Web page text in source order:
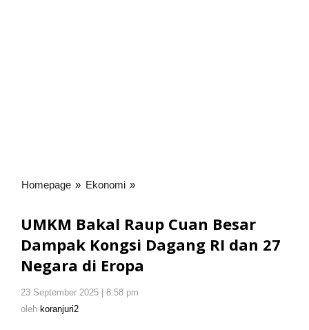
Homepage » Ekonomi »
Cuan
Besar
Dampak
Dagang
UMKM Bakal Raup Cuan Besar
Dampak Kongsi Dagang RI dan 27
Negara di Eropa
23 September 2025 | 8:58 pm
oleh koranjuri2